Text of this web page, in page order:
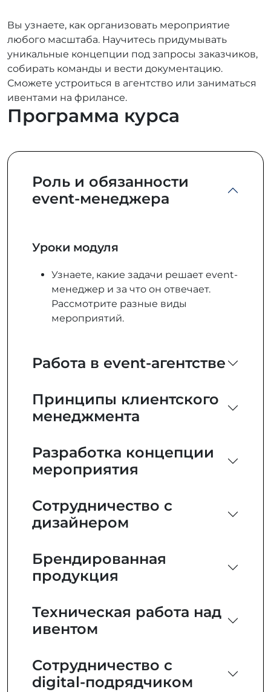
Вы узнаете, как организовать мероприятие
любого масштаба. Научитесь придумывать
уникальные концепции под запросы заказчиков,
собирать команды и вести документацию.
Сможете устроиться в агентство или заниматься
ивентами на фрилансе.
Программа курса
Роль и обязанности
event-менеджера
Уроки модуля
Узнаете, какие задачи решает event-
менеджер и за что он отвечает.
Рассмотрите разные виды
мероприятий.
Работа в event-агентстве
Принципы клиентского
менеджмента
Разработка концепции
мероприятия
Сотрудничество с
дизайнером
Брендированная
продукция
Техническая работа над
ивентом
Сотрудничество с
digital-подрядчиком